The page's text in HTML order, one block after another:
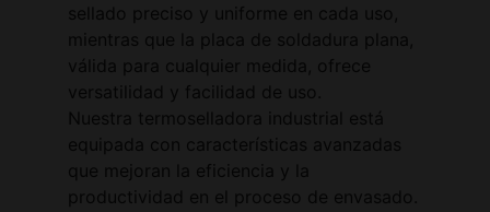
sellado preciso y uniforme en cada uso,
mientras que la placa de soldadura plana,
válida para cualquier medida, ofrece
versatilidad y facilidad de uso.
Nuestra termoselladora industrial está
equipada con características avanzadas
que mejoran la eficiencia y la
productividad en el proceso de envasado.